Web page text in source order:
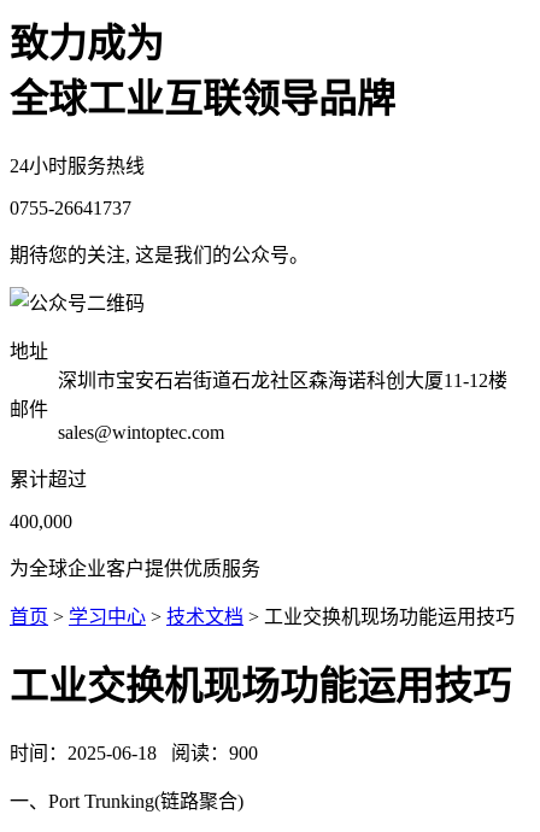
致力成为
全球工业互联领导品牌
24小时服务热线
0755-26641737
期待您的关注, 这是我们的公众号。
地址
深圳市宝安石岩街道石龙社区森海诺科创大厦11-12楼
邮件
sales@wintoptec.com
累计超过
400,000
为全球企业客户提供优质服务
首页 > 学习中心 > 技术文档 > 工业交换机现场功能运用技巧
工业交换机现场功能运用技巧
时间： 2025-06-18 阅读： 900
一、Port Trunking(链路聚合)